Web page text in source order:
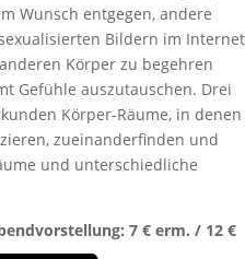
Wunsch entgegen, andere
Bildern im Internet
Körper zu begehren
Gefühle auszutauschen. Drei
Körper-Räume, in denen
zueinanderfinden und
und unterschiedliche
7 € erm. / 12 €